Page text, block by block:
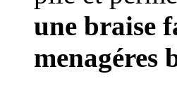
une braise
menagéres